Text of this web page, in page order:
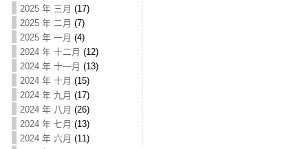
2025 年 三月 (17)
2025 年 二月 (7)
2025 年 一月 (4)
2024 年 十二月 (12)
2024 年 十一月 (13)
2024 年 十月 (15)
2024 年 九月 (17)
2024 年 八月 (26)
2024 年 七月 (13)
2024 年 六月 (11)